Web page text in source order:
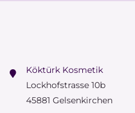
Köktürk Kosmetik
Lockhofstrasse 10b
45881 Gelsenkirchen